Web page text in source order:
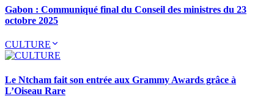
Gabon : Communiqué final du Conseil des ministres du 23
octobre 2025
CULTURE
Le Ntcham fait son entrée aux Grammy Awards grâce à
L’Oiseau Rare